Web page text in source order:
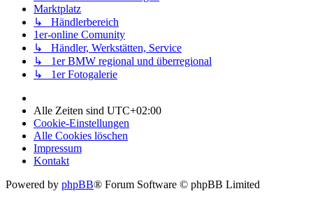
Marktplatz
↳ Händlerbereich
1er-online Comunity
↳ Händler, Werkstätten, Service
↳ 1er BMW regional und überregional
↳ 1er Fotogalerie
Alle Zeiten sind UTC+02:00
Cookie-Einstellungen
Alle Cookies löschen
Impressum
Kontakt
Powered by phpBB® Forum Software © phpBB Limited